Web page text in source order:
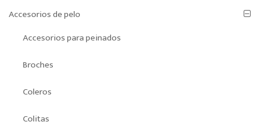
Accesorios de pelo
Accesorios para peinados
Broches
Coleros
Colitas